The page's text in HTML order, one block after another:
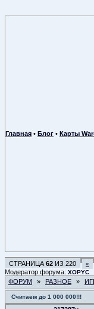
Главная • Блог • Карты
СТРАНИЦА 62 ИЗ 220 «
Модератор форума: XOPYC
ФОРУМ » РАЗНОЕ »
Считаем до 1 000 000!!!